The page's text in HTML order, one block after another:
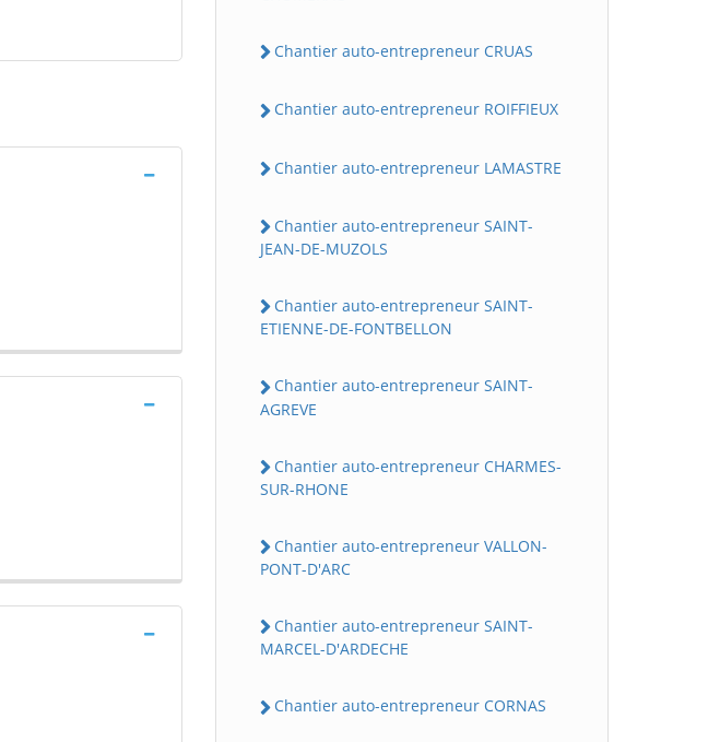
Chantier auto-entrepreneur CRUAS
Chantier auto-entrepreneur ROIFFIEUX
Chantier auto-entrepreneur LAMASTRE
Chantier auto-entrepreneur SAINT-
JEAN-DE-MUZOLS
Chantier auto-entrepreneur SAINT-
ETIENNE-DE-FONTBELLON
Chantier auto-entrepreneur SAINT-
AGREVE
Chantier auto-entrepreneur CHARMES-
SUR-RHONE
Chantier auto-entrepreneur VALLON-
PONT-D'ARC
Chantier auto-entrepreneur SAINT-
MARCEL-D'ARDECHE
Chantier auto-entrepreneur CORNAS